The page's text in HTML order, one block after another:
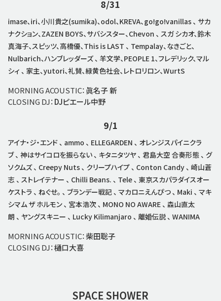
8/31
imase、iri、小川貴之(sumika)、odol、KREVA、go!go!vanillas 、 サカ
ナクション、ZAZEN BOYS、サバシスター、Chevon 、 スガ シカオ、鈴木
真海子、スピッツ、高橋優、This is LAST 、 Tempalay、なきごと、
Nulbarich、ハンブレッダーズ 、 羊文学、PEOPLE 1、フレデリック、マル
シィ 、 家主、yutori、礼賛、緑黄色社会、レトロリロン、WurtS
MORNING ACOUSTIC： 眞名子 新
CLOSING DJ： DJピエール中野
9/1
アイナ・ジ・エンド 、 ammo 、 ELLEGARDEN 、 オレンジスパイニクラ
ブ 、 神はサイコロを振らない 、 キタニタツヤ 、 君島大空 合奏形態 、 グ
ソクムズ 、 Creepy Nuts 、 クリープハイプ 、 Conton Candy 、 崎山蒼
志 、 ストレイテナー 、 Chilli Beans. 、 Tele 、 東京スカパラダイスオー
ケストラ 、 ねぐせ。 、 ブランデー戦記 、 マカロニえんぴつ 、 Maki 、 マキ
シマム ザ ホルモン 、 宮本浩次 、 MONO NO AWARE 、 森山直太
朗 、 ヤングスキニー 、 Lucky Kilimanjaro 、 離婚伝説 、 WANIMA
MORNING ACOUSTIC：柴田聡子
CLOSING DJ：樋口大喜
SPACE SHOWER